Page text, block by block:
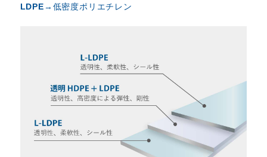
LDPE→低密度ポリエチレン